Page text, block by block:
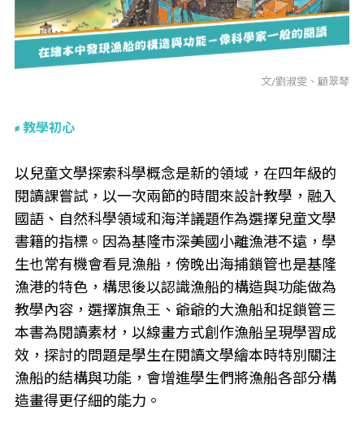
文/劉淑雯、顧翠琴
教學初心
以兒童文學探索科學概念是新的領域，在四年級的
閱讀課嘗試，以一次兩節的時間來設計教學，融入
國語、自然科學領域和海洋議題作為選擇兒童文學
書籍的指標。因為基隆市深美國小離漁港不遠，學
生也常有機會看見漁船，傍晚出海捕鎖管也是基隆
漁港的特色，構思後以認識漁船的構造與功能做為
教學內容，選擇旗魚王、爺爺的大漁船和捉鎖管三
本書為閱讀素材，以線畫方式創作漁船呈現學習成
效，探討的問題是學生在閱讀文學繪本時特別關注
漁船的結構與功能，會增進學生們將漁船各部分構
造畫得更仔細的能力。